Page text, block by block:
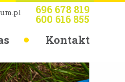
696 678 819
600 616 855
Kontakt